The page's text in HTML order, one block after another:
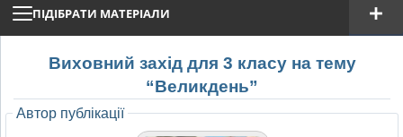
ПІДІБРАТИ МАТЕРІАЛИ
Виховний захід для 3 класу на тему
“Великдень”
Автор публікації